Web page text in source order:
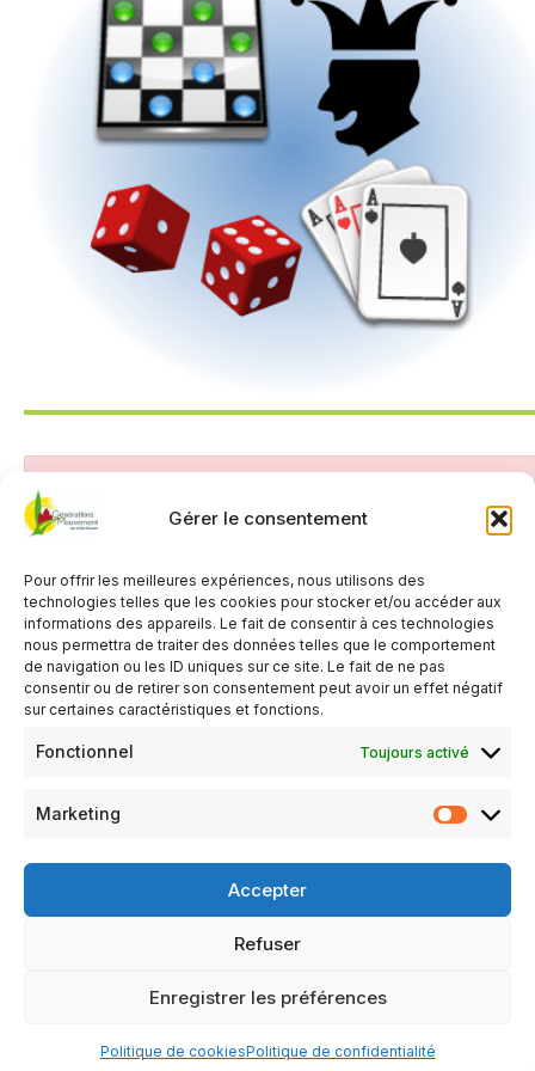
Gérer le consentement
Pour offrir les meilleures expériences, nous utilisons des
technologies telles que les cookies pour stocker et/ou accéder aux
informations des appareils. Le fait de consentir à ces technologies
nous permettra de traiter des données telles que le comportement
de navigation ou les ID uniques sur ce site. Le fait de ne pas
consentir ou de retirer son consentement peut avoir un effet négatif
sur certaines caractéristiques et fonctions.
Fonctionnel Toujours activé
Marketing
Accepter
Refuser
Enregistrer les préférences
Politique de cookiesPolitique de confidentialité
19 février 2025
14h00
AJOUTER AU CALENDRIER
Télécharger ICS Calendrier Google
Réservé aux adhérents du club organisateur
Politique de cookies (UE)
Neve| Propulsé parWordPress